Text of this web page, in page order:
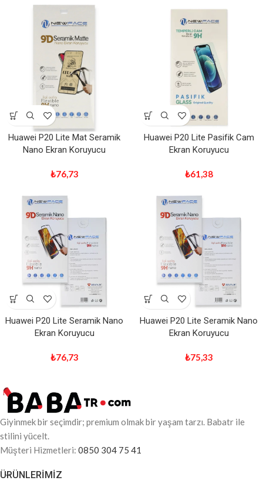
Huawei P20 Lite Mat Seramik
Nano Ekran Koruyucu
₺76,73
Huawei P20 Lite Pasifik Cam
Ekran Koruyucu
₺61,38
Huawei P20 Lite Seramik Nano
Ekran Koruyucu
₺76,73
Huawei P20 Lite Seramik Nano
Ekran Koruyucu
₺75,33
Giyinmek bir seçimdir; premium olmak bir yaşam tarzı. Babatr ile
stilini yücelt.
Müşteri Hizmetleri: 0850 304 75 41
ÜRÜNLERIMIZ